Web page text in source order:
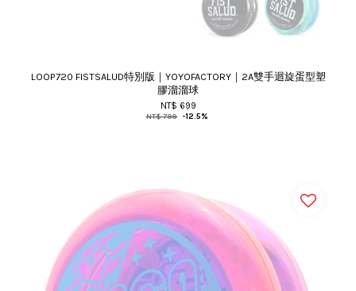
LOOP720 FISTSALUD特別版｜YOYOFACTORY｜2A雙手迴旋蛋型塑
膠溜溜球
NT$ 699
NT$ 799 -12.5%